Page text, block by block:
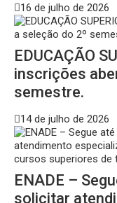
16 de julho de 2026
EDUCAÇÃO
inscrições
semestre.
14 de julho de 2026
ENADE –
solicitar